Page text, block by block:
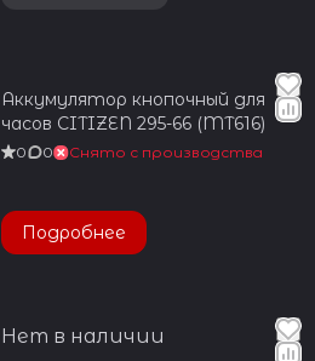
Аккумулятор кнопочный для
часов CITIZEN 295-66 (MT616)
0 0 Снято с производства
Подробнее
Нет в наличии